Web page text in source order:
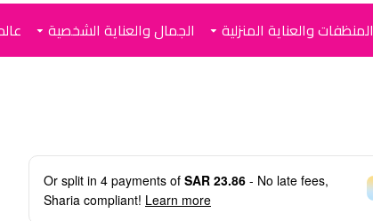
المنظفات والعناية المنزلية الجمال والعناية الشخصية
Or split in 4 payments of SAR 23.86 - No late fees,
Sharia compliant! Learn more